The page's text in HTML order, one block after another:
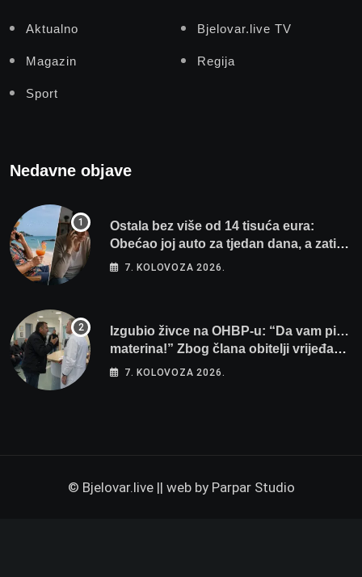
Aktualno Bjelovar.live TV
Magazin Regija
Sport
Nedavne objave
Ostala bez više od 14 tisuća eura:
Obećao joj auto za tjedan dana, a zatim
izmišljao opravdanja
7. KOLOVOZA 2026.
Izgubio živce na OHBP-u: “Da vam pi…
materina!” Zbog člana obitelji vrijeđao i
vikao na djelatnike
7. KOLOVOZA 2026.
© Bjelovar.live || web by Parpar Studio